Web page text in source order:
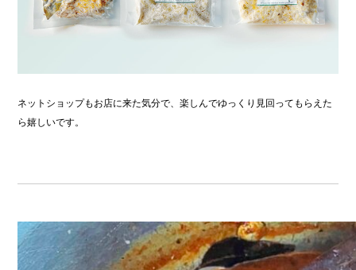
ネットショップもお店に来た気分で、楽しんでゆっくり見回ってもらえた
ら嬉しいです。